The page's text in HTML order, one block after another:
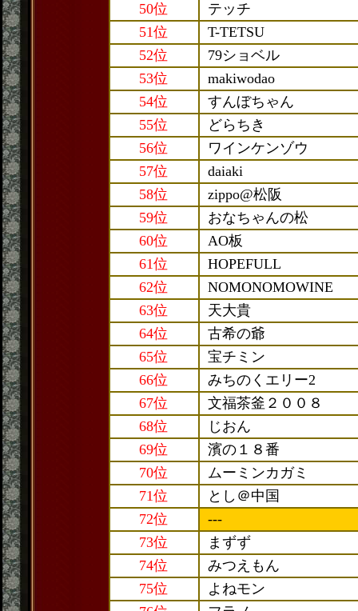
50位
テッチ
51位
T-TETSU
52位
79ショベル
53位
makiwodao
54位
すんぼちゃん
55位
どらちき
56位
ワインケンゾウ
57位
daiaki
58位
zippo@松阪
59位
おなちゃんの松
60位
AO板
61位
HOPEFULL
62位
NOMONOMOWINE
63位
天大貴
64位
古希の爺
65位
宝チミン
66位
みちのくエリー2
67位
文福茶釜２００８
68位
じおん
69位
濱の１８番
70位
ムーミンカガミ
71位
とし＠中国
72位
---
73位
まずず
74位
みつえもん
75位
よねモン